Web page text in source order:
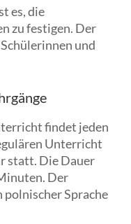
es, die
zu festigen. Der
und
findet jeden
Unterricht
statt. Die Dauer
Der
Sprache